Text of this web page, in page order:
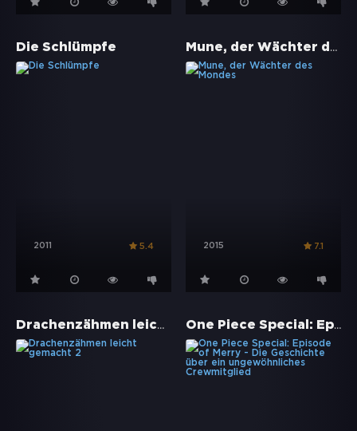
Die Schlümpfe
2011 5.4
Mune, der Wächter des Mondes
2015 7.1
Drachenzähmen leicht gemacht 2 One Piece Special: Episode of Merry - Die Geschichte über ein ungewöhnliches Crewmitglied